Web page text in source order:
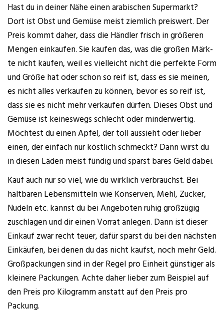
Hast du in dei­ner Nähe einen ara­bi­schen Super­markt?
Dort ist Obst und Gemü­se meist ziem­lich preis­wert. Der
Preis kommt daher, dass die Händ­ler frisch in grö­ße­ren
Men­gen ein­kau­fen. Sie kau­fen das, was die gro­ßen Märk­
te nicht kau­fen, weil es viel­leicht nicht die per­fek­te Form
und Grö­ße hat oder schon so reif ist, dass es sie mei­nen,
es nicht alles ver­kau­fen zu kön­nen, bevor es so reif ist,
dass sie es nicht mehr ver­kau­fen dür­fen. Die­ses Obst und
Gemü­se ist kei­nes­wegs schlecht oder min­der­wer­tig.
Möch­test du einen Apfel, der toll aus­sieht oder lie­ber
einen, der ein­fach nur köst­lich schmeckt? Dann wirst du
in die­sen Läden meist fün­dig und sparst bares Geld dabei.
Kauf auch nur so viel, wie du wirk­lich ver­brauchst. Bei
halt­ba­ren Lebens­mit­teln wie Kon­ser­ven, Mehl, Zucker,
Nudeln etc. kannst du bei Ange­bo­ten ruhig groß­zü­gig
zuschla­gen und dir einen Vor­rat anle­gen. Dann ist die­ser
Ein­kauf zwar recht teu­er, dafür sparst du bei den nächs­ten
Ein­käu­fen, bei denen du das nicht kaufst, noch mehr Geld.
Groß­pa­ckun­gen sind in der Regel pro Ein­heit güns­ti­ger als
klei­ne­re Packun­gen. Ach­te daher lie­ber zum Bei­spiel auf
den Preis pro Kilo­gramm anstatt auf den Preis pro
Packung.